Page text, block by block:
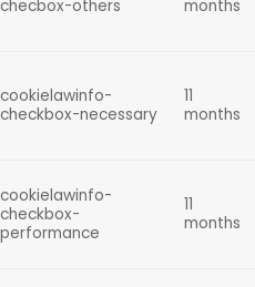
checbox-others
months
cookielawinfo-
checkbox-necessary
11
months
cookielawinfo-
checkbox-
performance
11
months